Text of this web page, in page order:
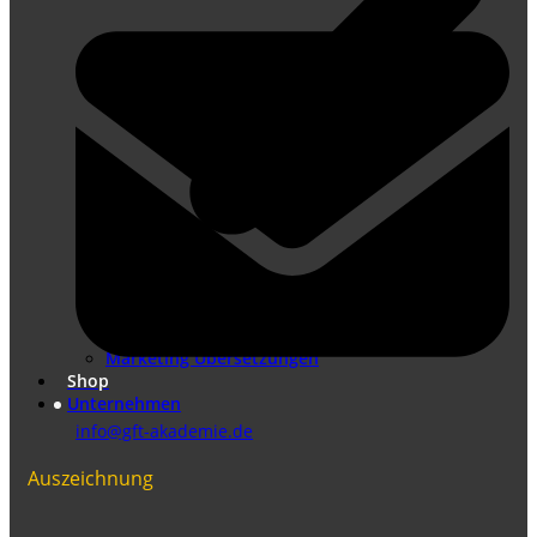
Marketing Übersetzungen
Shop
Unternehmen
info@gft-akademie.de
Auszeichnung